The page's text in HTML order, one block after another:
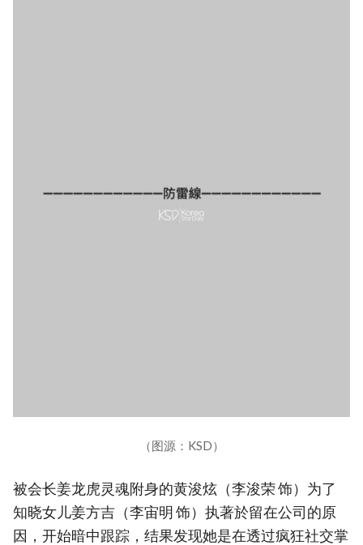
（图源：KSD）
被会长姜龙虎灵魂附身的黄浚炫（李浚荣 饰）为了
知晓女儿姜方吉（李宙明 饰）执著於留在公司的原
因，开始暗中跟踪，结果发现她是在透过疯狂社交掌